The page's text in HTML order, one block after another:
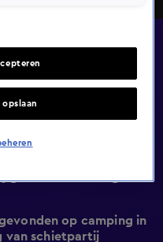
op camping in
van schietpartij
opslaan